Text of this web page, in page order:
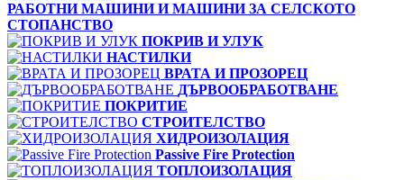
РАБОТНИ МАШИНИ И МАШИНИ ЗА СЕЛСКОТО
СТОПАНСТВО
ПОКРИВ И УЛУК
НАСТИЛКИ
ВРАТА И ПРОЗОРЕЦ
ДЪРВООБРАБОТВАНЕ
ПОКРИТИЕ
СТРОИТЕЛСТВО
ХИДРОИЗОЛАЦИЯ
Passive Fire Protection
ТОПЛОИЗОЛАЦИЯ